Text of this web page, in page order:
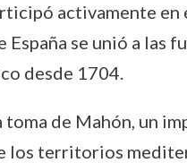
activamente
España se unió a
desde 1704.
de Mahón, un
los territorios